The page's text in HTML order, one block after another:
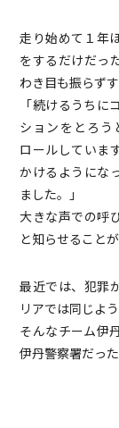
走り始めて１年
をするだけだっ
わき目も振らず
「続けるうち
ションをとろう
ロールしていま
かけるようにな
ました。」
大きな声での呼
と知らせること
最近では、犯罪
リアでは同じよ
そんなチーム伊
伊丹警察署だった